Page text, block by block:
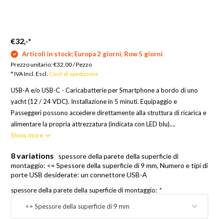
€32,-*
Articoli in stock; Europa 2 giorni, Row 5 giorni
Prezzo unitario:€32,00/Pezzo
* IVA Incl. Escl.Costi di spedizione
USB-A e/o USB-C - Caricabatterie per Smartphone a bordo di uno
yacht (12 / 24 VDC). Installazione in 5 minuti. Equipaggio e
Passeggeri possono accedere direttamente alla struttura di ricarica e
alimentare la propria attrezzatura (indicata con LED blu)....
Show more
8 variations
spessore della parete della superficie di
montaggio: <= Spessore della superficie di 9 mm, Numero e tipi di
porte USB desiderate: un connettore USB-A
spessore della parete della superficie di montaggio: *